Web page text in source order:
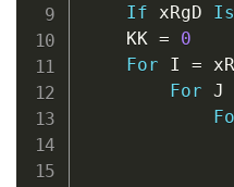
If xRgD Is
    KK
=
0
For I =
For J